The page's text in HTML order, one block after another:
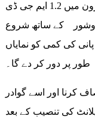
سی او پی ایچ سی کے مطابق گوادر فری زون میں 1.2 ایم جی ڈی
وشور کے ساتھ شروع
کی کمی کو نمایاں
طور پر دور کر دے گا۔
کرنا اور اسے گوادر
کی تنصیب کے بعد